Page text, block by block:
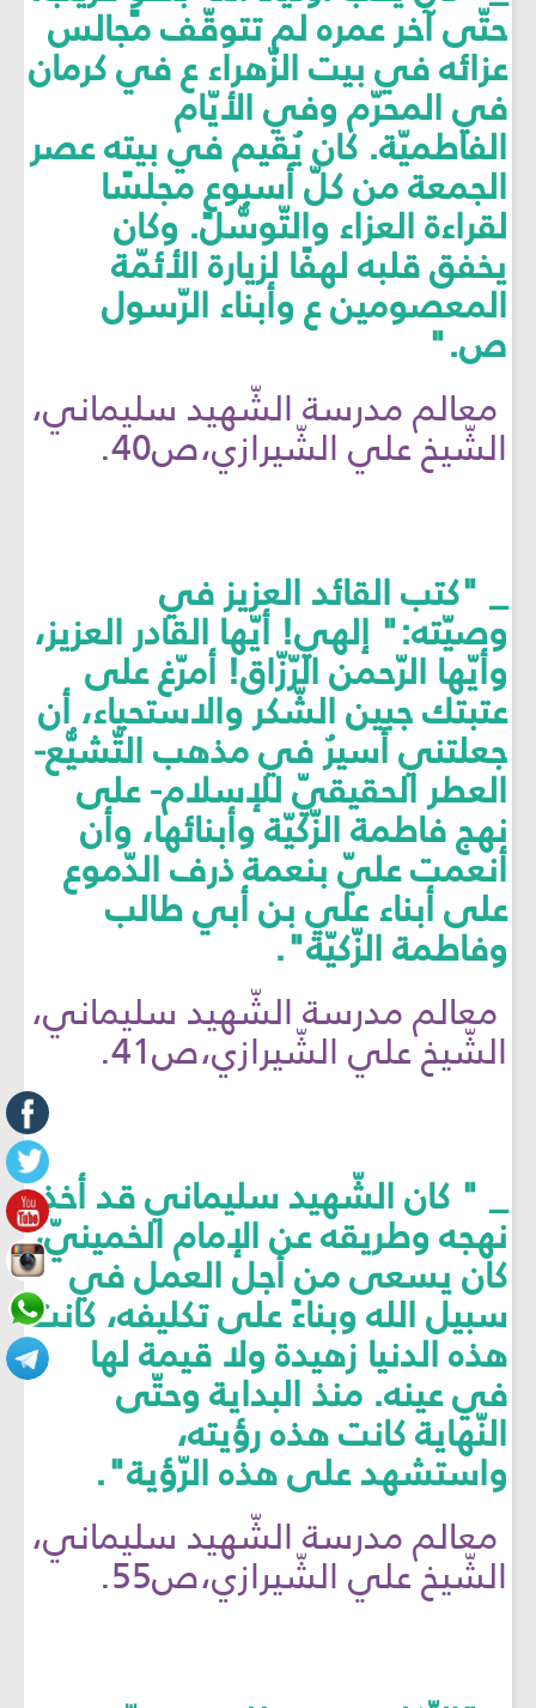
حتّى آخر عمره لم تتوقّف مجالس
عزائه في بيت الزّهراء ع في كرمان
في المحرّم وفي الأيّام
الفاطميّة. كان يُقيم في بيته عصر
الجمعة من كلّ أسبوعٍ مجلسًا
لقراءة العزاء والتّوسُّل. وكان
يخفق قلبه لهفًا لزيارة الأئمّة
المعصومين ع وأبناء الرّسول
ص."
معالم مدرسة الشّهيد سليماني،
الشّيخ علي الشّيرازي،ص40.
_ "كتب القائد العزيز في
وصيّته:" إلهي! أيّها القادر العزيز،
وأيّها الرّحمن الرّزّاق! أمرّغ على
عتبتك جبين الشّكر والاستحياء، أن
جعلتني أسيرُ في مذهب التّشيُّع-
العطر الحقيقيّ للإسلام- على
نهج فاطمة الزّكيّة وأبنائها، وأن
أنعمت عليّ بنعمة ذرف الدّموع
على أبناء علي بن أبي طالب
وفاطمة الزّكيّة".
معالم مدرسة الشّهيد سليماني،
الشّيخ علي الشّيرازي،ص41.
_ " كان الشّهيد سليماني قد أخذ
نهجه وطريقه عن الإمام الخمينيّ،
كان يسعى من أجل العمل في
سبيل الله وبناءً على تكليفه، كانت
هذه الدنيا زهيدة ولا قيمة لها
في عينه. منذ البداية وحتّى
النّهاية كانت هذه رؤيته،
واستشهد على هذه الرّؤية".
معالم مدرسة الشّهيد سليماني،
الشّيخ علي الشّيرازي،ص55.